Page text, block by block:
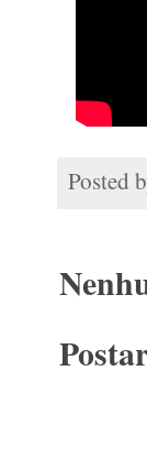
Posted